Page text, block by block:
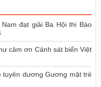
đạt giải Ba Hội thi Báo
cảm ơn Cảnh sát biển Việt
dương Gương mặt trẻ